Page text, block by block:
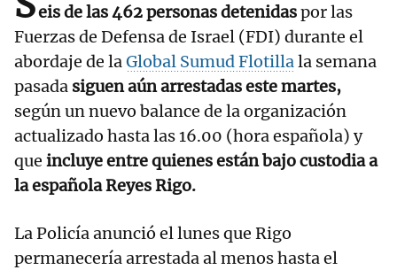
eis de las 462 personas detenidaspor las
Fuerzas de Defensa de Israel (FDI) durante el
abordaje de laGlobal Sumud Flotillala semana
pasada siguen aún arrestadas este martes,
según un nuevo balance de la organización
actualizado hasta las 16.00 (hora española) y
que incluye entre quienes están bajo custodia a
la española Reyes Rigo.
La Policía anunció el lunes que Rigo
permanecería arrestada al menos hasta el